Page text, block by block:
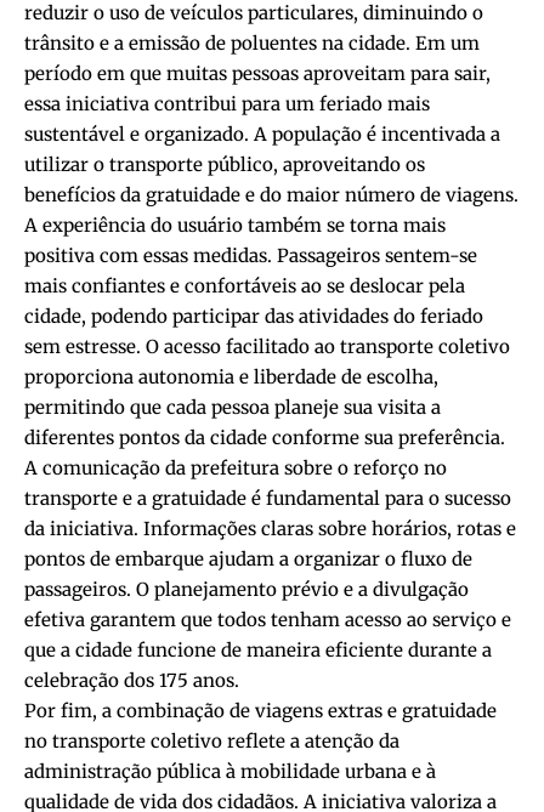
reduzir o uso de veículos particulares, diminuindo o
trânsito e a emissão de poluentes na cidade. Em um
período em que muitas pessoas aproveitam para sair,
essa iniciativa contribui para um feriado mais
sustentável e organizado. A população é incentivada a
utilizar o transporte público, aproveitando os
benefícios da gratuidade e do maior número de viagens.
A experiência do usuário também se torna mais
positiva com essas medidas. Passageiros sentem-se
mais confiantes e confortáveis ao se deslocar pela
cidade, podendo participar das atividades do feriado
sem estresse. O acesso facilitado ao transporte coletivo
proporciona autonomia e liberdade de escolha,
permitindo que cada pessoa planeje sua visita a
diferentes pontos da cidade conforme sua preferência.
A comunicação da prefeitura sobre o reforço no
transporte e a gratuidade é fundamental para o sucesso
da iniciativa. Informações claras sobre horários, rotas e
pontos de embarque ajudam a organizar o fluxo de
passageiros. O planejamento prévio e a divulgação
efetiva garantem que todos tenham acesso ao serviço e
que a cidade funcione de maneira eficiente durante a
celebração dos 175 anos.
Por fim, a combinação de viagens extras e gratuidade
no transporte coletivo reflete a atenção da
administração pública à mobilidade urbana e à
qualidade de vida dos cidadãos. A iniciativa valoriza a